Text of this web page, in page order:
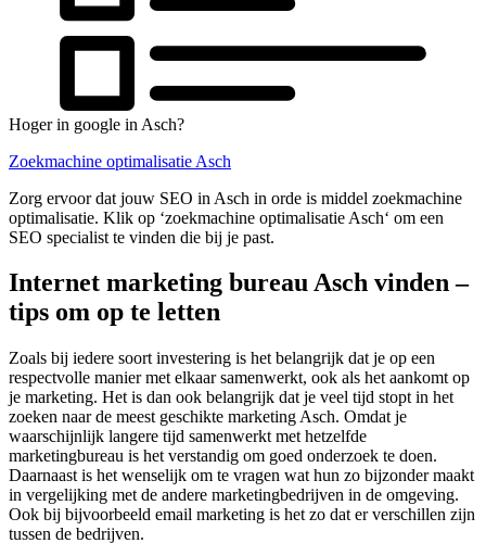
Hoger in google in Asch?
Zoekmachine optimalisatie Asch
Zorg ervoor dat jouw SEO in Asch in orde is middel zoekmachine
optimalisatie. Klik op ‘zoekmachine optimalisatie Asch‘ om een
SEO specialist te vinden die bij je past.
Internet marketing bureau Asch vinden –
tips om op te letten
Zoals bij iedere soort investering is het belangrijk dat je op een
respectvolle manier met elkaar samenwerkt, ook als het aankomt op
je marketing. Het is dan ook belangrijk dat je veel tijd stopt in het
zoeken naar de meest geschikte marketing Asch. Omdat je
waarschijnlijk langere tijd samenwerkt met hetzelfde
marketingbureau is het verstandig om goed onderzoek te doen.
Daarnaast is het wenselijk om te vragen wat hun zo bijzonder maakt
in vergelijking met de andere marketingbedrijven in de omgeving.
Ook bij bijvoorbeeld email marketing is het zo dat er verschillen zijn
tussen de bedrijven.